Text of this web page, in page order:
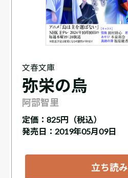
文春文庫
弥栄の烏
阿部智里
定価： 825円（税込）
発売日：2019年05月09日
立ち読み